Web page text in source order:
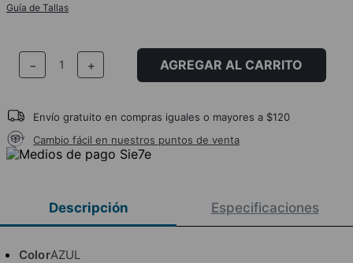
Guía de Tallas
＋
－ AGREGAR AL CARRITO
Envío gratuito en compras iguales o mayores a $120
Cambio fácil en nuestros puntos de venta
Descripción Especificaciones
ColorAZUL